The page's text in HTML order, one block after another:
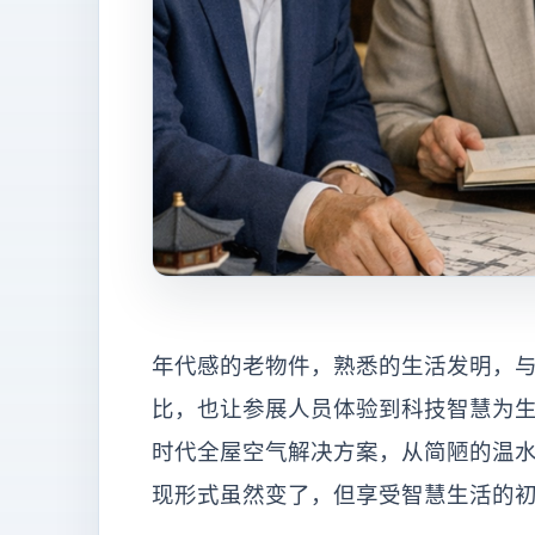
年代感的老物件，熟悉的生活发明，
比，也让参展人员体验到科技智慧为
时代全屋空气解决方案，从简陋的
现形式虽然变了，但享受智慧生活的